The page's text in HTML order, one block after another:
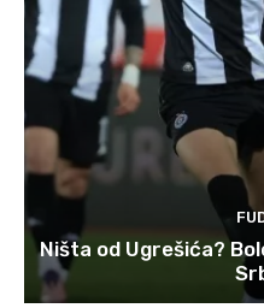
Ništa od Ugrešića?